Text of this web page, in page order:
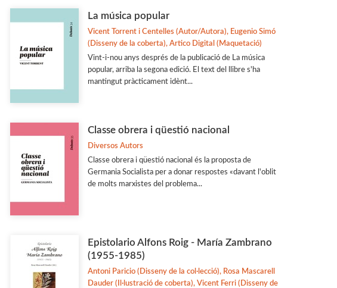
La música popular
Vicent Torrent i Centelles (Autor/Autora), Eugenio Simó
(Disseny de la coberta), Artico Digital (Maquetació)
Vint-i-nou anys després de la publicació de La música
popular, arriba la segona edició. El text del llibre s'ha
mantingut pràcticament idènt...
Classe obrera i qüestió nacional
Diversos Autors
Classe obrera i qüestió nacional és la proposta de
Germania Socialista per a donar respostes «davant l'oblit
de molts marxistes del problema...
Epistolario Alfons Roig - María Zambrano
(1955-1985)
Antoni Paricio (Disseny de la col·lecció), Rosa Mascarell
Dauder (Il·lustració de coberta), Vicent Ferri (Disseny de